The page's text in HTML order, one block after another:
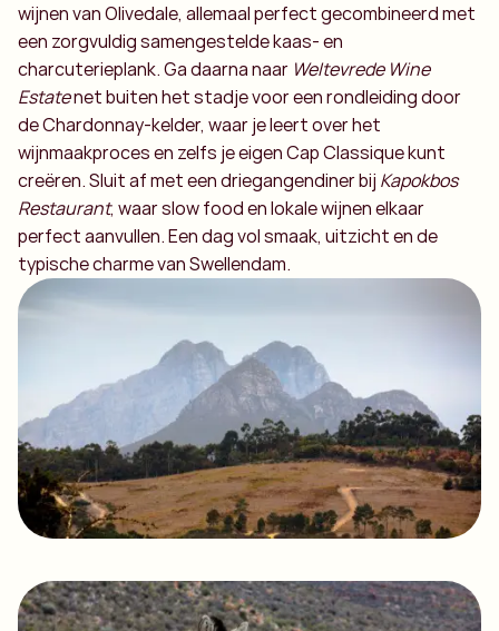
wijnen van Olivedale, allemaal perfect gecombineerd met
een zorgvuldig samengestelde kaas- en
charcuterieplank. Ga daarna naar Weltevrede Wine
Estatenet buiten het stadje voor een rondleiding door
de Chardonnay-kelder, waar je leert over het
wijnmaakproces en zelfs je eigen Cap Classique kunt
creëren. Sluit af met een driegangendiner bij Kapokbos
Restaurant, waar slow food en lokale wijnen elkaar
perfect aanvullen. Een dag vol smaak, uitzicht en de
typische charme van Swellendam.